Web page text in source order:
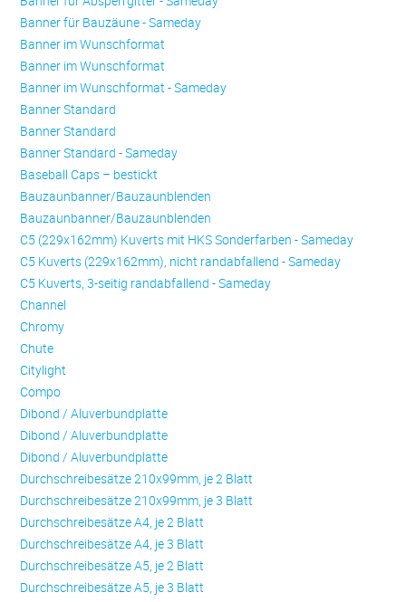
Banner für Bauzäune - Sameday
Banner im Wunschformat
Banner im Wunschformat
Banner im Wunschformat - Sameday
Banner Standard
Banner Standard
Banner Standard - Sameday
Baseball Caps – bestickt
Bauzaunbanner/Bauzaunblenden
Bauzaunbanner/Bauzaunblenden
C5 (229x162mm) Kuverts mit HKS Sonderfarben - Sameday
C5 Kuverts (229x162mm), nicht randabfallend - Sameday
C5 Kuverts, 3-seitig randabfallend - Sameday
Channel
Chromy
Chute
Citylight
Compo
Dibond / Aluverbundplatte
Dibond / Aluverbundplatte
Dibond / Aluverbundplatte
Durchschreibesätze 210x99mm, je 2 Blatt
Durchschreibesätze 210x99mm, je 3 Blatt
Durchschreibesätze A4, je 2 Blatt
Durchschreibesätze A4, je 3 Blatt
Durchschreibesätze A5, je 2 Blatt
Durchschreibesätze A5, je 3 Blatt